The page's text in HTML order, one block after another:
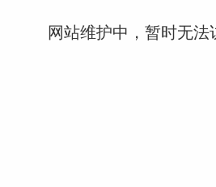
网站维护中，暂时无